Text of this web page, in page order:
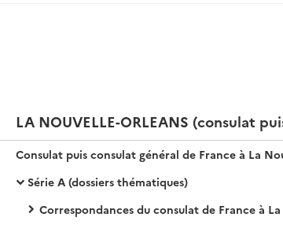
Série A (dossiers thématiques)
Correspondances du consulat de France à La